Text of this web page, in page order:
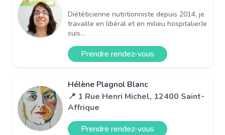
Diététicienne nutritionniste depuis 2014, je
travaille en libéral et en milieu hospitalierJe
suis...
Prendre rendez-vous
Hélène Plagnol Blanc
📍 1 Rue Henri Michel, 12400 Saint-
Affrique
Prendre rendez-vous